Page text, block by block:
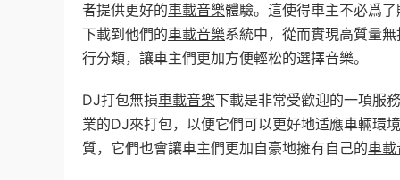
者提供更好的車載音樂體驗。這使得車主不必爲
下載到他們的車載音樂系統中，從而實現高質量
行分類，讓車主們更加方便輕松的選擇音樂。
DJ打包無損車載音樂下載是非常受歡迎的一項服
業的DJ來打包，以便它們可以更好地适應車輛環
質，它們也會讓車主們更加自豪地擁有自己的車載